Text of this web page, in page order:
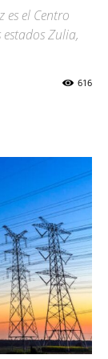
es el Centro
Zulia,
616